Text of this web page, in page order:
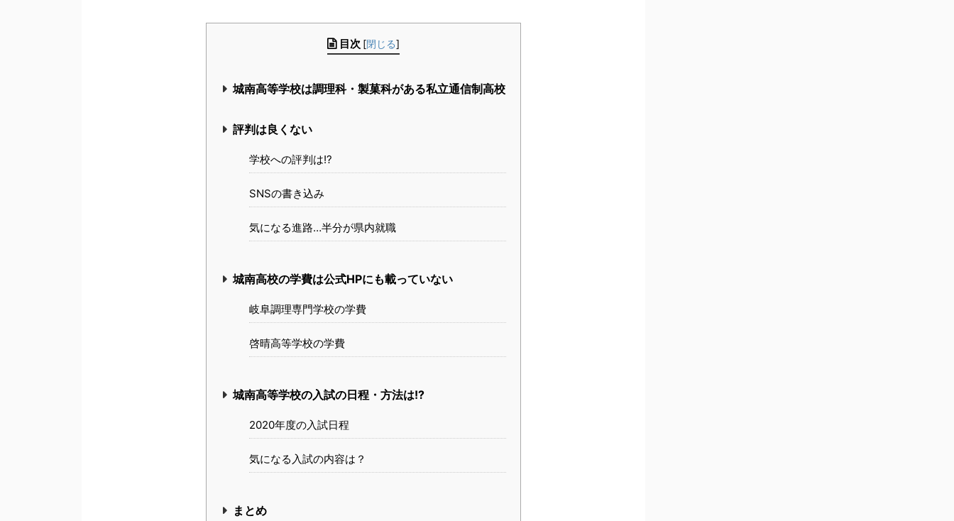
目次 [閉じる]
城南高等学校は調理科・製菓科がある私立通信制高校
評判は良くない
学校への評判は!?
SNSの書き込み
気になる進路…半分が県内就職
城南高校の学費は公式HPにも載っていない
岐阜調理専門学校の学費
啓晴高等学校の学費
城南高等学校の入試の日程・方法は!?
2020年度の入試日程
気になる入試の内容は？
まとめ